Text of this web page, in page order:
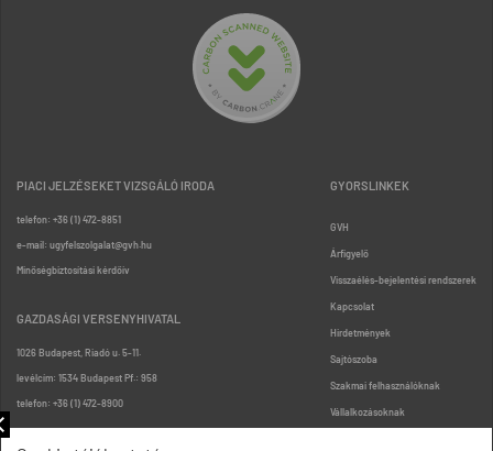
PIACI JELZÉSEKET VIZSGÁLÓ IRODA
telefon: +36 (1) 472-8851
e-mail: ugyfelszolgalat@gvh.hu
Minőségbiztosítási kérdőív
GAZDASÁGI VERSENYHIVATAL
1026 Budapest, Riadó u. 5-11.
levélcím: 1534 Budapest Pf.: 958
telefon: +36 (1) 472-8900
GYORSLINKEK
GVH
Árfigyelő
Visszaélés-bejelentési rendszerek
Kapcsolat
Hirdetmények
Sajtószoba
Szakmai felhasználóknak
Vállalkozásoknak